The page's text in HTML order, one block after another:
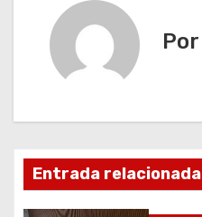
c
ó
Por
Entrada relacionada